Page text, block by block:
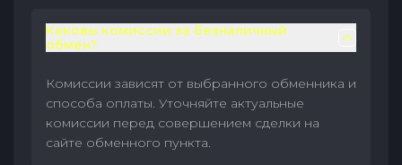
Каковы комиссии за безналичный
обмен?
Комиссии зависят от выбранного обменника и
способа оплаты. Уточняйте актуальные
комиссии перед совершением сделки на
сайте обменного пункта.